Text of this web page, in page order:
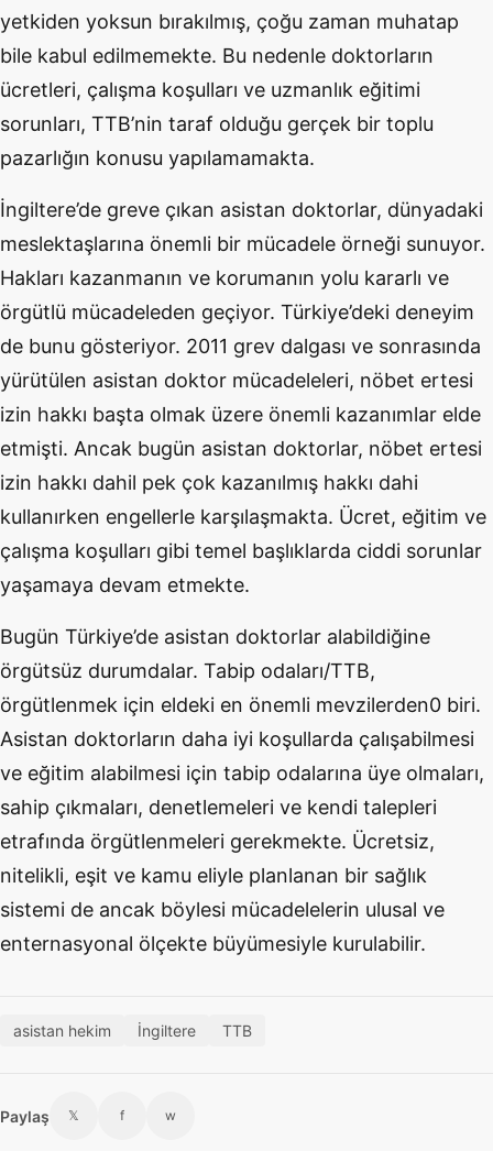
yetkiden yoksun bırakılmış, çoğu zaman muhatap
bile kabul edilmemekte. Bu nedenle doktorların
ücretleri, çalışma koşulları ve uzmanlık eğitimi
sorunları, TTB’nin taraf olduğu gerçek bir toplu
pazarlığın konusu yapılamamakta.
İngiltere’de greve çıkan asistan doktorlar, dünyadaki
meslektaşlarına önemli bir mücadele örneği sunuyor.
Hakları kazanmanın ve korumanın yolu kararlı ve
örgütlü mücadeleden geçiyor. Türkiye’deki deneyim
de bunu gösteriyor. 2011 grev dalgası ve sonrasında
yürütülen asistan doktor mücadeleleri, nöbet ertesi
izin hakkı başta olmak üzere önemli kazanımlar elde
etmişti. Ancak bugün asistan doktorlar, nöbet ertesi
izin hakkı dahil pek çok kazanılmış hakkı dahi
kullanırken engellerle karşılaşmakta. Ücret, eğitim ve
çalışma koşulları gibi temel başlıklarda ciddi sorunlar
yaşamaya devam etmekte.
Bugün Türkiye’de asistan doktorlar alabildiğine
örgütsüz durumdalar. Tabip odaları/TTB,
örgütlenmek için eldeki en önemli mevzilerden0 biri.
Asistan doktorların daha iyi koşullarda çalışabilmesi
ve eğitim alabilmesi için tabip odalarına üye olmaları,
sahip çıkmaları, denetlemeleri ve kendi talepleri
etrafında örgütlenmeleri gerekmekte. Ücretsiz,
nitelikli, eşit ve kamu eliyle planlanan bir sağlık
sistemi de ancak böylesi mücadelelerin ulusal ve
enternasyonal ölçekte büyümesiyle kurulabilir.
asistan hekim İngiltere TTB
Paylaş 𝕏 f w